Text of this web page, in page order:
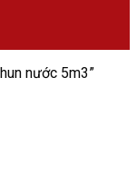
nước 5m3”